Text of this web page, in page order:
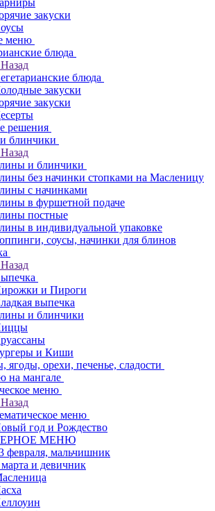
закуски
меню
блюда
Назад
блюда
закуски
закуски
решения
блинчики
Назад
и блинчики
без начинки стопками на Масленицу
с начинками
в фуршетной подаче
постные
в индивидуальной упаковке
соусы, начинки для блинов
Назад
и Пироги
выпечка
и блинчики
и Киши
ягоды, орехи, печенье, сладости
на мангале
меню
Назад
меню
год и Рождество
МЕНЮ
февраля, мальчишник
и девичник